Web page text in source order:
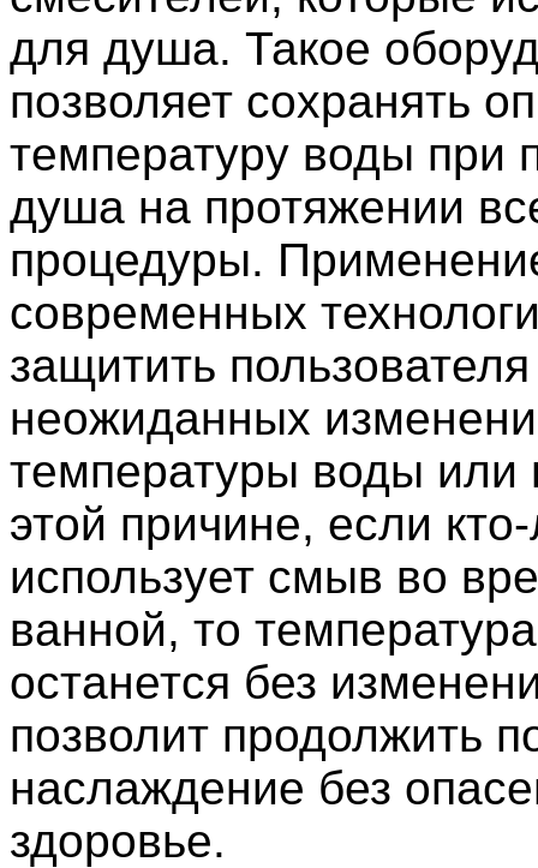
для душа. Такое
позволяет сохранять
температуру воды при
душа на протяжении
процедуры.
современных
защитить пользователя
неожиданных
температуры воды или
этой причине, если
использует смыв во
ванной, то
останется без
позволит продолжить
наслаждение без
здоровье.